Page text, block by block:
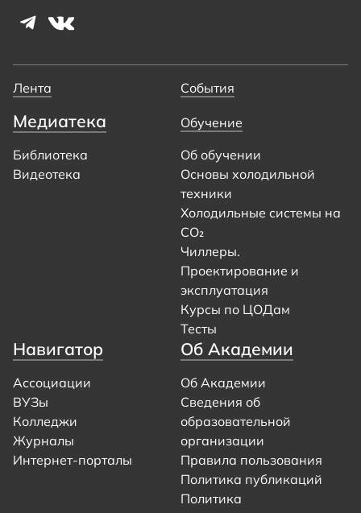
Лента События
Медиатека
Библиотека
Видеотека
Обучение
Об обучении
Основы холодильной
техники
Холодильные системы на
CO₂
Чиллеры.
Проектирование и
эксплуатация
Курсы по ЦОДам
Тесты
Навигатор
Ассоциации
ВУЗы
Колледжи
Журналы
Интернет-порталы
Об Академии
Об Академии
Сведения об
образовательной
организации
Правила пользования
Политика публикаций
Политика